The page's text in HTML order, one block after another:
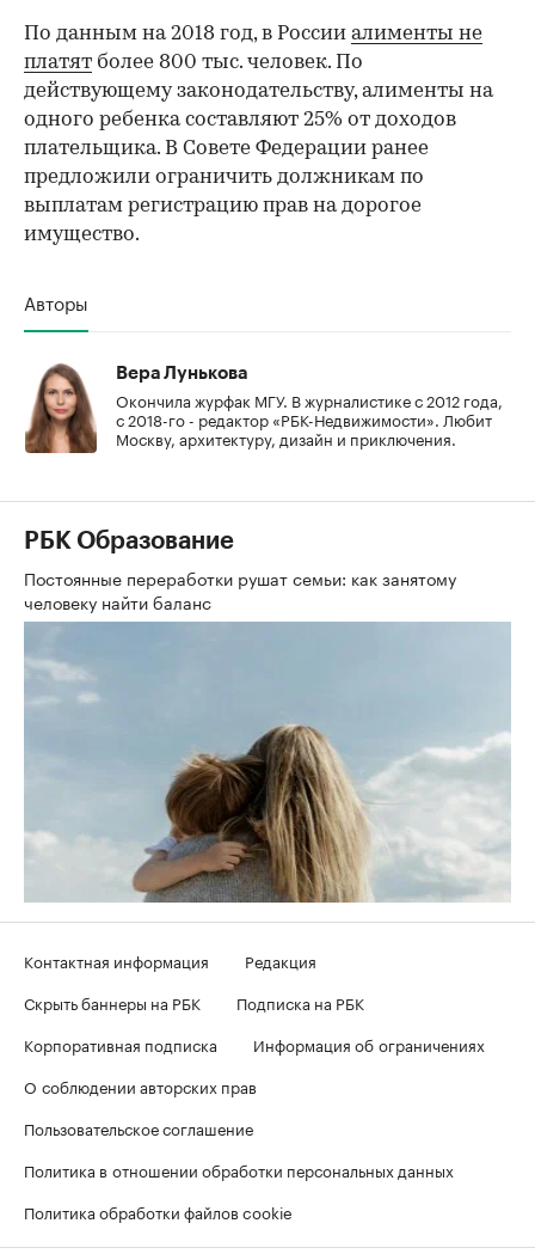
По данным на 2018 год, в России алименты не
платят более 800 тыс. человек. По
действующему законодательству, алименты на
одного ребенка составляют 25% от доходов
плательщика. В Совете Федерации ранее
предложили ограничить должникам по
выплатам регистрацию прав на дорогое
имущество.
Авторы
Вера Лунькова
Окончила журфак МГУ. В журналистике с 2012 года,
с 2018-го - редактор «РБК-Недвижимости». Любит
Москву, архитектуру, дизайн и приключения.
РБК Образование
Постоянные переработки рушат семьи: как занятому
человеку найти баланс
Контактная информация
Редакция
Скрыть баннеры на РБК
Подписка на РБК
Корпоративная подписка
Информация об ограничениях
О соблюдении авторских прав
Пользовательское соглашение
Политика в отношении обработки персональных данных
Политика обработки файлов cookie